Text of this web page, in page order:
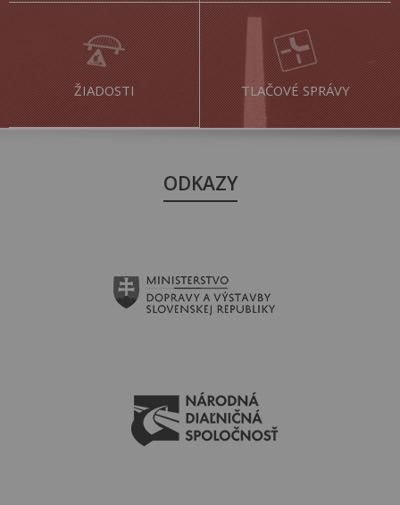
ŽIADOSTI TLAČOVÉ SPRÁVY
ODKAZY